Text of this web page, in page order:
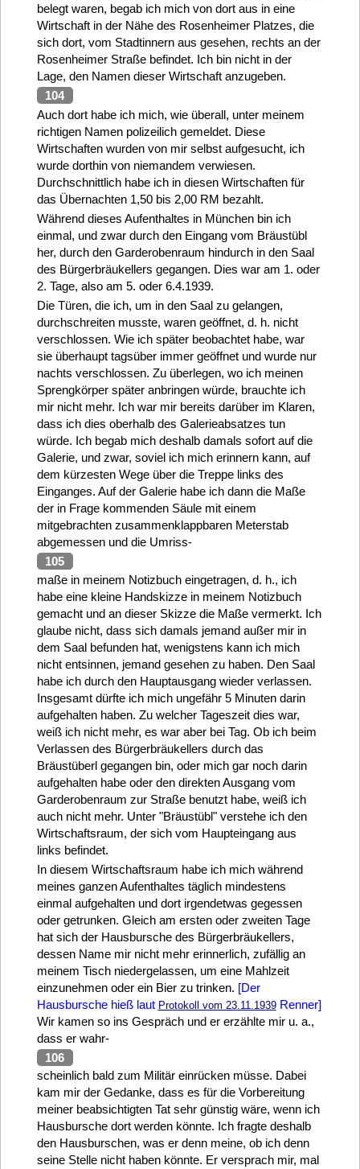
belegt waren, begab ich mich von dort aus in eine
Wirtschaft in der Nähe des Rosenheimer Platzes, die
sich dort, vom Stadtinnern aus gesehen, rechts an der
Rosenheimer Straße befindet. Ich bin nicht in der
Lage, den Namen dieser Wirtschaft anzugeben.
104
Auch dort habe ich mich, wie überall, unter meinem
richtigen Namen polizeilich gemeldet. Diese
Wirtschaften wurden von mir selbst aufgesucht, ich
wurde dorthin von niemandem verwiesen.
Durchschnittlich habe ich in diesen Wirtschaften für
das Übernachten 1,50 bis 2,00 RM bezahlt.
Während dieses Aufenthaltes in München bin ich
einmal, und zwar durch den Eingang vom Bräustübl
her, durch den Garderobenraum hindurch in den Saal
des Bürgerbräukellers gegangen. Dies war am 1. oder
2. Tage, also am 5. oder 6.4.1939.
Die Türen, die ich, um in den Saal zu gelangen,
durchschreiten musste, waren geöffnet, d. h. nicht
verschlossen. Wie ich später beobachtet habe, war
sie überhaupt tagsüber immer geöffnet und wurde nur
nachts verschlossen. Zu überlegen, wo ich meinen
Sprengkörper später anbringen würde, brauchte ich
mir nicht mehr. Ich war mir bereits darüber im Klaren,
dass ich dies oberhalb des Galerieabsatzes tun
würde. Ich begab mich deshalb damals sofort auf die
Galerie, und zwar, soviel ich mich erinnern kann, auf
dem kürzesten Wege über die Treppe links des
Einganges. Auf der Galerie habe ich dann die Maße
der in Frage kommenden Säule mit einem
mitgebrachten zusammenklappbaren Meterstab
abgemessen und die Umriss-
105
maße in meinem Notizbuch eingetragen, d. h., ich
habe eine kleine Handskizze in meinem Notizbuch
gemacht und an dieser Skizze die Maße vermerkt. Ich
glaube nicht, dass sich damals jemand außer mir in
dem Saal befunden hat, wenigstens kann ich mich
nicht entsinnen, jemand gesehen zu haben. Den Saal
habe ich durch den Hauptausgang wieder verlassen.
Insgesamt dürfte ich mich ungefähr 5 Minuten darin
aufgehalten haben. Zu welcher Tageszeit dies war,
weiß ich nicht mehr, es war aber bei Tag. Ob ich beim
Verlassen des Bürgerbräukellers durch das
Bräustüberl gegangen bin, oder mich gar noch darin
aufgehalten habe oder den direkten Ausgang vom
Garderobenraum zur Straße benutzt habe, weiß ich
auch nicht mehr. Unter "Bräustübl" verstehe ich den
Wirtschaftsraum, der sich vom Haupteingang aus
links befindet.
In diesem Wirtschaftsraum habe ich mich während
meines ganzen Aufenthaltes täglich mindestens
einmal aufgehalten und dort irgendetwas gegessen
oder getrunken. Gleich am ersten oder zweiten Tage
hat sich der Hausbursche des Bürgerbräukellers,
dessen Name mir nicht mehr erinnerlich, zufällig an
meinem Tisch niedergelassen, um eine Mahlzeit
einzunehmen oder ein Bier zu trinken. [Der
Hausbursche hieß laut Protokoll vom 23.11.1939 Renner]
Wir kamen so ins Gespräch und er erzählte mir u. a.,
dass er wahr-
106
scheinlich bald zum Militär einrücken müsse. Dabei
kam mir der Gedanke, dass es für die Vorbereitung
meiner beabsichtigten Tat sehr günstig wäre, wenn ich
Hausbursche dort werden könnte. Ich fragte deshalb
den Hausburschen, was er denn meine, ob ich denn
seine Stelle nicht haben könnte. Er versprach mir, mal